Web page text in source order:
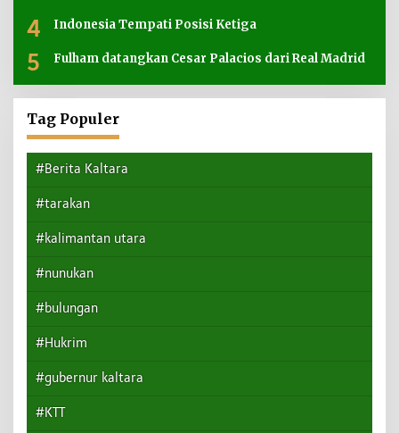
4 Indonesia Tempati Posisi Ketiga
5 Fulham datangkan Cesar Palacios dari Real Madrid
Tag Populer
#Berita Kaltara
#tarakan
#kalimantan utara
#nunukan
#bulungan
#Hukrim
#gubernur kaltara
#KTT